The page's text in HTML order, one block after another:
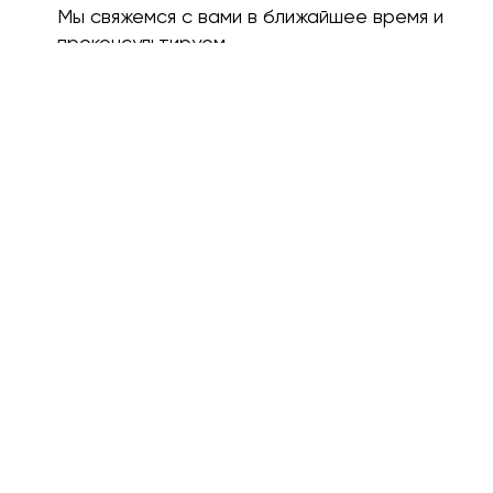
Мы свяжемся с вами в ближайшее время и
проконсультируем.